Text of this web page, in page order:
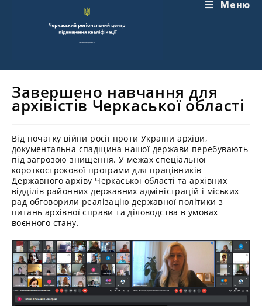
Меню
Завершено навчання для
архівістів Черкаської області
Від початку війни росії проти України архіви,
документальна спадщина нашої держави перебувають
під загрозою знищення. У межах спеціальної
короткострокової програми для працівників
Державного архіву Черкаської області та архівних
відділів районних державних адміністрацій і міських
рад обговорили реалізацію державної політики з
питань архівної справи та діловодства в умовах
воєнного стану.